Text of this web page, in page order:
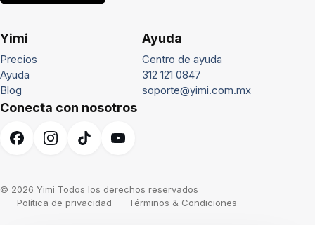
Yimi
Precios
Ayuda
Blog
Ayuda
Centro de ayuda
312 121 0847
soporte@yimi.com.mx
Conecta con nosotros
© 2026 Yimi Todos los derechos reservados
Política de privacidad
Términos & Condiciones